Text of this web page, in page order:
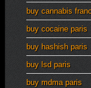
buy cannabis
buy cocaine paris
buy hashish paris
buy lsd paris
buy mdma paris